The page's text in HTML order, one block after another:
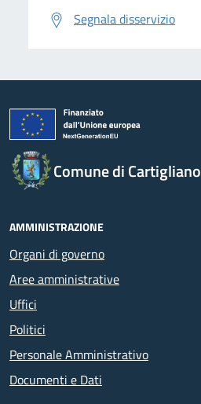
Segnala disservizio
Comune di Cartigliano
AMMINISTRAZIONE
Organi di governo
Aree amministrative
Uffici
Politici
Personale Amministrativo
Documenti e Dati